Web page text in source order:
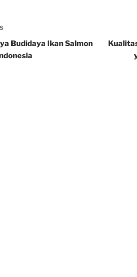
Budidaya Ikan Salmon